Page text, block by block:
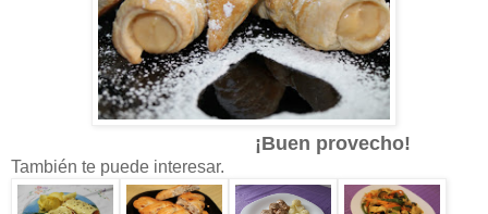
¡Buen provecho!
También te puede interesar.